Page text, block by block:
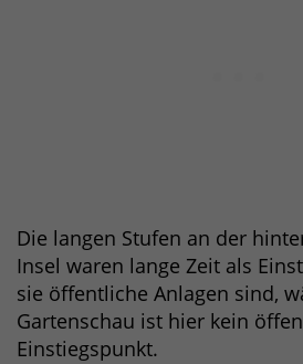
Die langen Stufen an der
Insel waren lange Zeit als
sie öffentliche Anlagen sind,
Gartenschau ist hier kein
Einstiegspunkt.